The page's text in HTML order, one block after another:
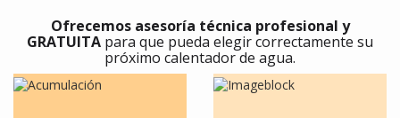
Ofrecemos asesoría técnica profesional y
GRATUITA para que pueda elegir correctamente su
próximo calentador de agua.